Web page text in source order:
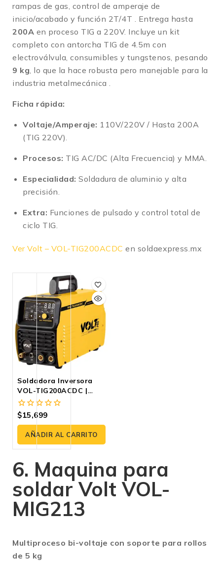
rampas de gas, control de amperaje de
inicio/acabado y función 2T/4T . Entrega hasta
200A en proceso TIG a 220V. Incluye un kit
completo con antorcha TIG de 4.5m con
electroválvula, consumibles y tungstenos, pesando
9 kg, lo que la hace robusta pero manejable para la
industria metalmecánica .
Ficha rápida:
Voltaje/Amperaje: 110V/220V / Hasta 200A
(TIG 220V).
Procesos: TIG AC/DC (Alta Frecuencia) y MMA.
Especialidad: Soldadura de aluminio y alta
precisión.
Extra: Funciones de pulsado y control total de
ciclo TIG.
Ver Volt – VOL-TIG200ACDC en soldaexpress.mx
Soldadora Inversora
VOL-TIG200ACDC |
AC/DC 110/220V
0
fuera
5
$15,699
AÑADIR AL CARRITO
6. Maquina para
soldar Volt VOL-
MIG213
Multiproceso bi-voltaje con soporte para rollos
de 5 kg